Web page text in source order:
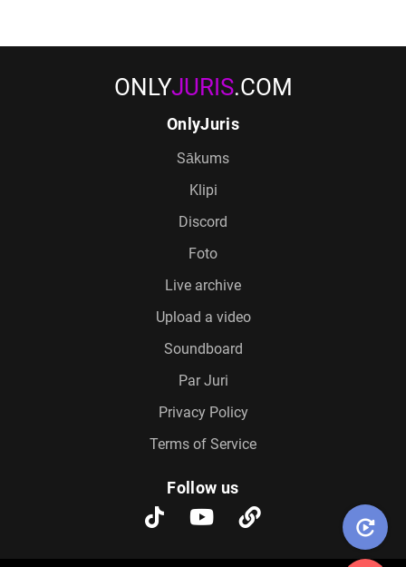
ONLYJURIS.COM
OnlyJuris
Sākums
Klipi
Discord
Foto
Live archive
Upload a video
Soundboard
Par Juri
Privacy Policy
Terms of Service
Follow us